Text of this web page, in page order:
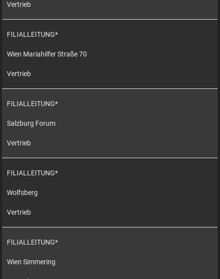
Vertrieb
FILIALLEITUNG*
Wien Mariahilfer Straße 70
Vertrieb
FILIALLEITUNG*
Salzburg Forum
Vertrieb
FILIALLEITUNG*
Wolfsberg
Vertrieb
FILIALLEITUNG*
Wien Simmering